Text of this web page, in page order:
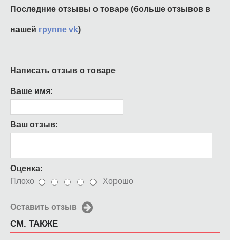
Последние отзывы о товаре (больше отзывов в
нашей группе vk)
Написать отзыв о товаре
Ваше имя:
Ваш отзыв:
Оценка:
Плохо
Хорошо
Оставить отзыв
СМ. ТАКЖЕ